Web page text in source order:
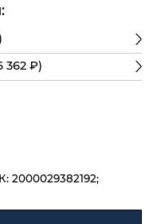
362 ₽)
2000029382192;